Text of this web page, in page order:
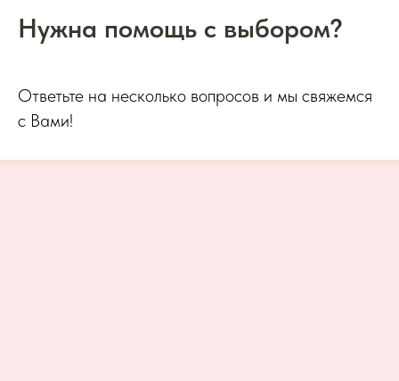
Нужна помощь с выбором?
Ответьте на несколько вопросов и мы свяжемся
с Вами!